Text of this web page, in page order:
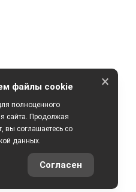
файлы cookie
полноценного
сайта. Продолжая
вы соглашаетесь со
данных.
Согласен
×